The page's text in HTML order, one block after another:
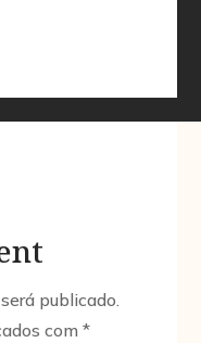
publicado.
com*